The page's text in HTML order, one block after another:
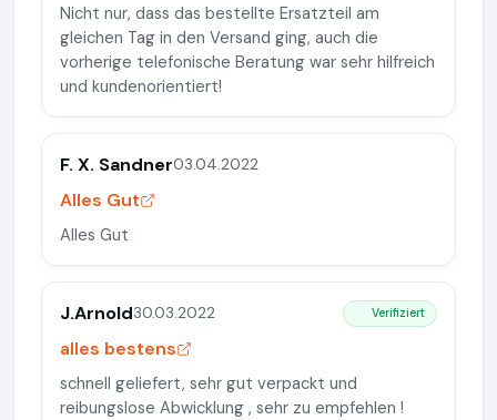
Nicht nur, dass das bestellte Ersatzteil am
gleichen Tag in den Versand ging, auch die
vorherige telefonische Beratung war sehr hilfreich
und kundenorientiert!
F. X. Sandner03.04.2022
Alles Gut
Alles Gut
J.Arnold30.03.2022 Verifiziert
alles bestens
schnell geliefert, sehr gut verpackt und
reibungslose Abwicklung , sehr zu empfehlen !